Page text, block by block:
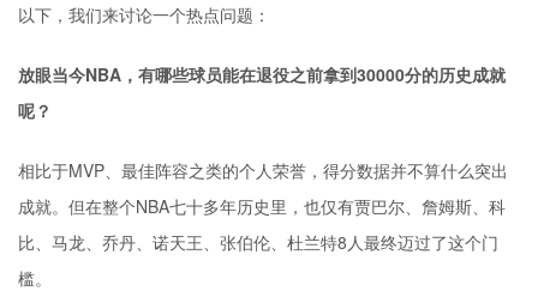
以下，我们来讨论一个热点问题：
放眼当今NBA，有哪些球员能在退役之前拿到30000分的历史成就
呢？
相比于MVP、最佳阵容之类的个人荣誉，得分数据并不算什么突出
成就。但在整个NBA七十多年历史里，也仅有贾巴尔、詹姆斯、科
比、马龙、乔丹、 诺天王、张伯伦、杜兰特8人最终迈过了这个门
槛。